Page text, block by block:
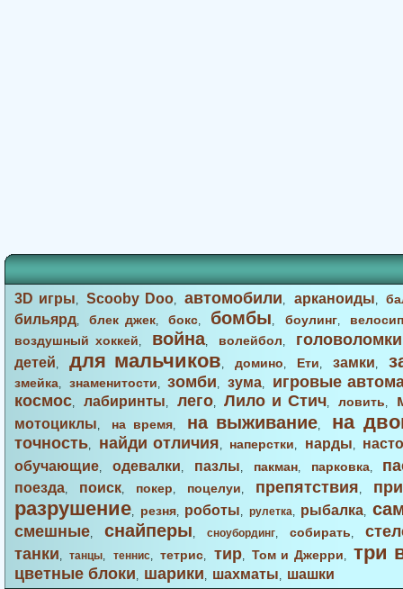
3D игры,Scooby Doo,автомобили, арканоиды,
бильярд,блек джек,бокс, бомбы, боулинг,
воздушный хоккей, война, волейбол, головоломки
детей, для мальчиков, домино, Ети, замки,
змейка, знаменитости,зомби, зума,
игровые
космос, лабиринты, лего,Лило и Стич,ловить,
мотоциклы, на время, на выживание, на
точность, найди отличия, наперстки, нарды,
обучающие, одевалки, пазлы, пакман, парковка,
поезда, поиск, покер, поцелуи, препятствия,
разрушение, резня, роботы, рулетка, рыбалка,
смешные, снайперы, сноубординг, собирать,
танки,танцы, теннис,тетрис, тир,Том и Джерри, три
цветные блоки, шарики, шахматы, шашки